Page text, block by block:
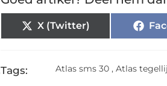
X (Twitter)
Tags: Atlas sms 30 , Atlas